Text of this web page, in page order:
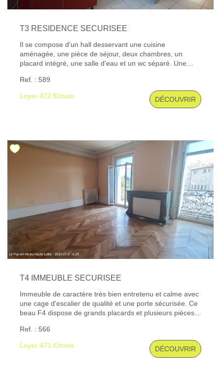
T3 RESIDENCE SECURISEE
Il se compose d'un hall desservant une cuisine
aménagée, une pièce de séjour, deux chambres, un
placard intégré, une salle d'eau et un wc séparé. Une
est exposé sont disponibles sur le site Géorisques : www.
georisques. gouv. fr
Ref. : 589
Loyer 472 €/mois DÉCOUVRIR
T4 IMMEUBLE SECURISEE
Immeuble de caractère très bien entretenu et calme avec
une cage d'escalier de qualité et une porte sécurisée. Ce
beau F4 dispose de grands placards et plusieurs pièces
cheminée décorative. Les trois chambres à l'arrière sont
au calme et dominent un très beau jardin privatif, une
cuisine meublée et équipée d'une plaque de cuisson, une
salle de bains, une salle d'eau et une buanderie.
Ref. : 566
Loyer 471 €/mois DÉCOUVRIR